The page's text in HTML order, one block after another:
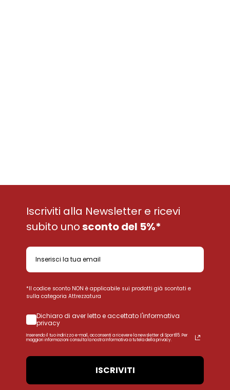
Iscriviti alla Newsletter e ricevi
subito unosconto del 5%*
*Il codice sconto NON è applicabile sui prodotti già scontati e
sulla categoria Attrezzatura
Dichiaro di aver letto e accettato l'informativa
privacy
Inserendo il tuo indirizzo e-mail, acconsenti a ricevere la newsletter di Sport85. Per
maggiori informazioni consulta la nostra Informativa a tutela della privacy.
ISCRIVITI